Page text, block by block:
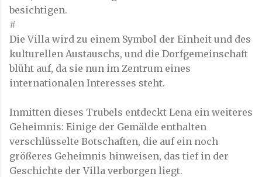
besichtigen.
#
Die Villa wird zu einem Symbol der Einheit und des
kulturellen Austauschs, und die Dorfgemeinschaft
blüht auf, da sie nun im Zentrum eines
internationalen Interesses steht.
Inmitten dieses Trubels entdeckt Lena ein weiteres
Geheimnis: Einige der Gemälde enthalten
verschlüsselte Botschaften, die auf ein noch
größeres Geheimnis hinweisen, das tief in der
Geschichte der Villa verborgen liegt.